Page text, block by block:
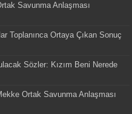
Savunma Anlaşması
Toplanınca Ortaya Çıkan Sonuç
Sözler: Kızım Beni Nerede
Ortak Savunma Anlaşması